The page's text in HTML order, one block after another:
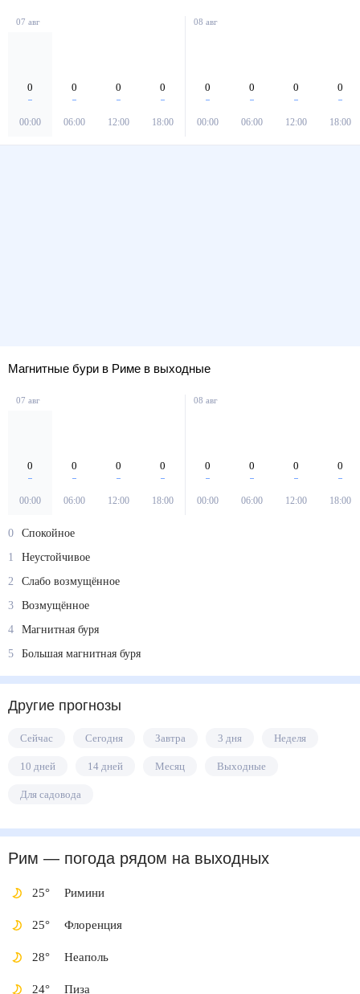
07 авг
0
00:00
0
06:00
0
12:00
0
18:00
08 авг
0
00:00
0
06:00
0
12:00
0
18:00
Магнитные бури в Риме в выходные
07 авг
0
00:00
0
06:00
0
12:00
0
18:00
08 авг
0
00:00
0
06:00
0
12:00
0
18:00
0
Спокойное
1
Неустойчивое
2
Слабо возмущённое
3
Возмущённое
4
Магнитная буря
5
Большая магнитная буря
Другие прогнозы
Сейчас Сегодня Завтра 3 дня Неделя
10 дней 14 дней Месяц Выходные
Для садовода
Рим — погода рядомна выходных
25° Римини
25° Флоренция
28° Неаполь
24° Пиза